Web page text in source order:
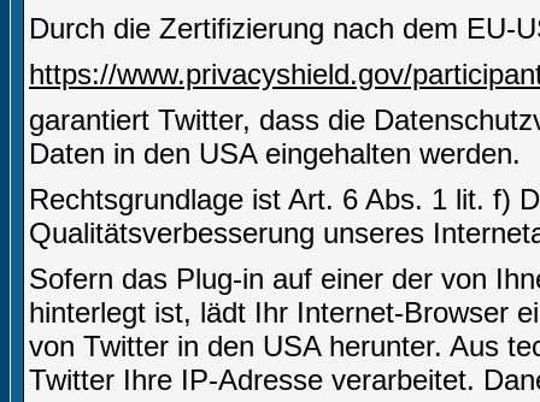
Durch die Zertifizierung nach dem EU-
https://www.privacyshield.gov/
garantiert Twitter, dass die
Daten in den USA eingehalten werden.
Rechtsgrundlage ist Art. 6 Abs. 1 lit. f)
Qualitätsverbesserung unseres
Sofern das Plug-in auf einer der von
hinterlegt ist, lädt Ihr Internet-Browser
von Twitter in den USA herunter. Aus
Twitter Ihre IP-Adresse verarbeitet.